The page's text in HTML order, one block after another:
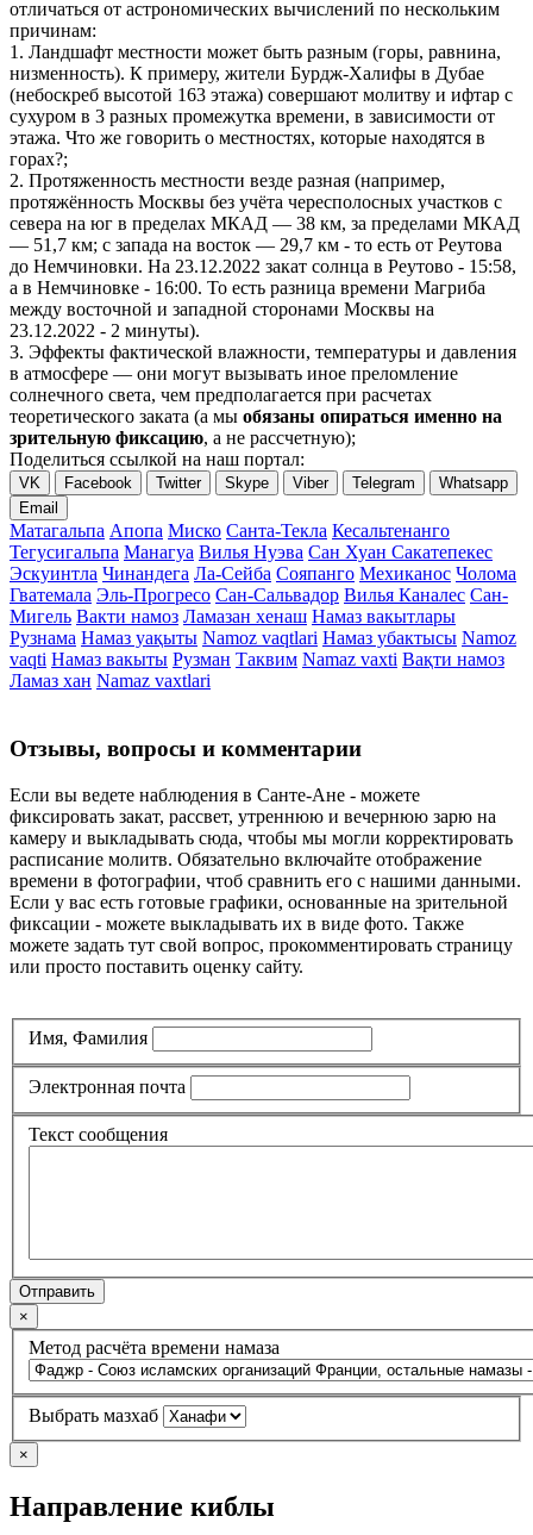
отличаться от астрономических вычислений по нескольким
причинам:
1. Ландшафт местности может быть разным (горы, равнина,
низменность). К примеру, жители Бурдж-Халифы в Дубае
(небоскреб высотой 163 этажа) совершают молитву и ифтар с
сухуром в 3 разных промежутка времени, в зависимости от
этажа. Что же говорить о местностях, которые находятся в
горах?;
2. Протяженность местности везде разная (например,
протяжённость Москвы без учёта чересполосных участков с
севера на юг в пределах МКАД — 38 км, за пределами МКАД
— 51,7 км; с запада на восток — 29,7 км - то есть от Реутова
до Немчиновки. На 23.12.2022 закат солнца в Реутово - 15:58,
а в Немчиновке - 16:00. То есть разница времени Магриба
между восточной и западной сторонами Москвы на
23.12.2022 - 2 минуты).
3. Эффекты фактической влажности, температуры и давления
в атмосфере — они могут вызывать иное преломление
солнечного света, чем предполагается при расчетах
теоретического заката (а мы обязаны опираться именно на
зрительную фиксацию, а не рассчетную);
Поделиться ссылкой на наш портал:
VK Facebook Twitter Skype Viber Telegram
Whatsapp
Email
Матагальпа Апопа Миско Санта-Текла Кесальтенанго
Тегусигальпа Манагуа Вилья Нуэва Сан Хуан Сакатепекес
Эскуинтла Чинандега Ла-Сейба Сояпанго Мехиканос Чолома
Гватемала Эль-Прогресо Сан-Сальвадор Вилья Каналес Сан-
Мигель Вакти намоз Ламазан хенаш Намаз вакытлары
Рузнама Намаз уақыты Namoz vaqtlari Намаз убактысы Namoz
vaqti Намаз вакыты Рузман Таквим Namaz vaxti Вақти намоз
Ламаз хан Namaz vaxtlari
Отзывы, вопросы и комментарии
Если вы ведете наблюдения в Санте-Ане - можете
фиксировать закат, рассвет, утреннюю и вечернюю зарю на
камеру и выкладывать сюда, чтобы мы могли корректировать
расписание молитв. Обязательно включайте отображение
времени в фотографии, чтоб сравнить его с нашими данными.
Если у вас есть готовые графики, основанные на зрительной
фиксации - можете выкладывать их в виде фото. Также
можете задать тут свой вопрос, прокомментировать страницу
или просто поставить оценку сайту.
Имя, Фамилия
Электронная почта
Текст сообщения
Отправить
×
Метод расчёта времени намаза
Выбрать мазхаб
×
Направление киблы